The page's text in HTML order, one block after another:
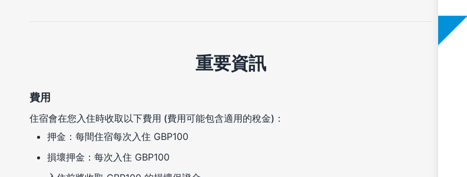
重要資訊
費用
住宿會在您入住時收取以下費用 (費用可能包含適用的稅金)：
押金：每間住宿每次入住 GBP100
損壞押金：每次入住 GBP100